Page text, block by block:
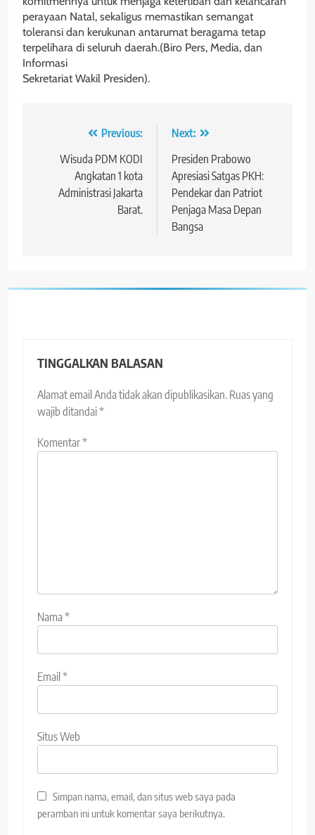
perayaan Natal, sekaligus memastikan semangat
toleransi dan kerukunan antarumat beragama tetap
terpelihara di seluruh daerah.(Biro Pers, Media, dan
Informasi
Sekretariat Wakil Presiden).
Navigasi
pos
Previous:
Wisuda PDM KODI
Angkatan 1 kota
Administrasi Jakarta
Barat.
Next:
Presiden Prabowo
Apresiasi Satgas PKH:
Pendekar dan Patriot
Penjaga Masa Depan
Bangsa
TINGGALKAN BALASAN
Alamat email Anda tidak akan dipublikasikan. Ruas yang
wajib ditandai*
Komentar*
Nama*
Email *
Situs Web
Simpan nama, email, dan situs web saya pada
peramban ini untuk komentar saya berikutnya.